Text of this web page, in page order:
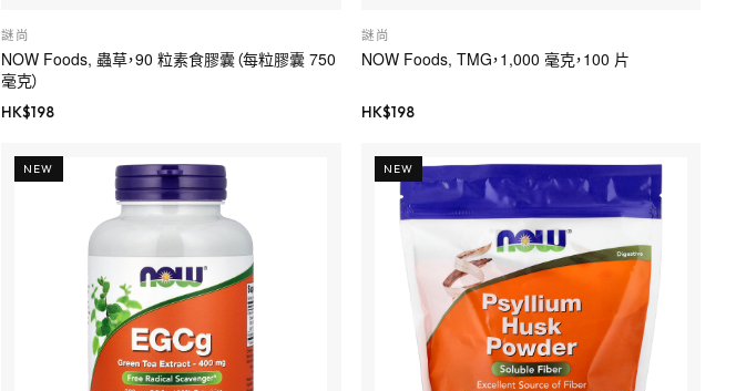
謎尚
NOW Foods, 蟲草，90 粒素食膠囊（每粒膠囊 750
毫克）
HK$198
謎尚
NOW Foods, TMG，1,000 毫克，100 片
HK$198
NEW NEW